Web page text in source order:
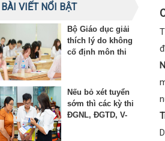
BÀI VIẾT NỔI BẬT
Bộ Giáo dục giải
thích lý do không
cố định môn thi
Nếu bỏ xét tuyển
sớm thì các kỳ thi
ĐGNL, ĐGTD, V-